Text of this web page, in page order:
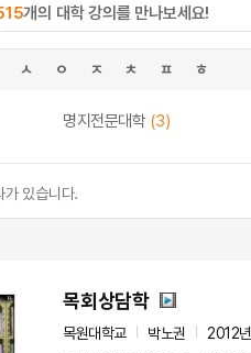
개의 대학 강의를 만나보세요!
ㅅ ㅇ ㅈ ㅊ ㅍ ㅎ
명지전문대학 (3)
가 있습니다.
목회상담학
목원대학교 박노권
2012